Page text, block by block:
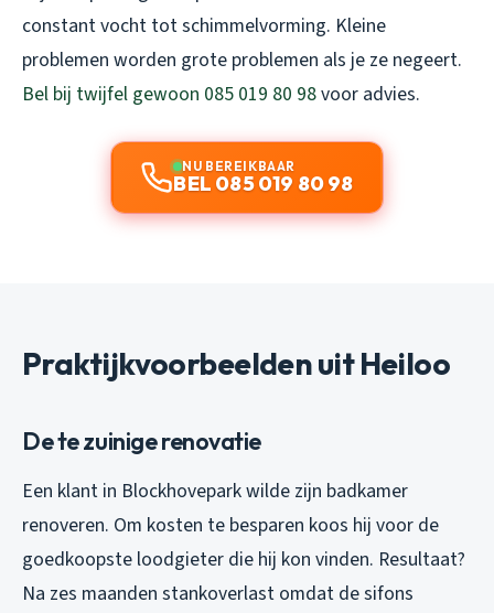
constant vocht tot schimmelvorming. Kleine
problemen worden grote problemen als je ze negeert.
Bel bij twijfel gewoon 085 019 80 98voor advies.
NU BEREIKBAAR
BEL 085 019 80 98
Praktijkvoorbeelden uit Heiloo
De te zuinige renovatie
Een klant in Blockhovepark wilde zijn badkamer
renoveren. Om kosten te besparen koos hij voor de
goedkoopste loodgieter die hij kon vinden. Resultaat?
Na zes maanden stankoverlast omdat de sifons